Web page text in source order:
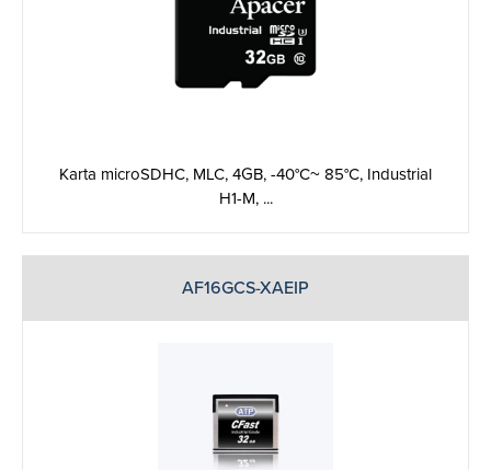
Karta microSDHC, MLC, 4GB, -40°C~ 85°C, Industrial
H1-M, ...
AF16GCS-XAEIP